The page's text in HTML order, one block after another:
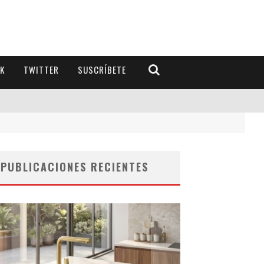
TWITTER SUSCRÍBETE
PUBLICACIONES RECIENTES